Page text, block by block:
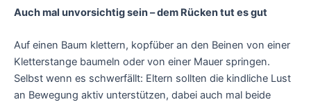
Auch mal unvorsichtig sein – dem Rücken tut es gut
Auf einen Baum klettern, kopfüber an den Beinen von einer
Kletterstange baumeln oder von einer Mauer springen.
Selbst wenn es schwerfällt: Eltern sollten die kindliche Lust
an Bewegung aktiv unterstützen, dabei auch mal beide